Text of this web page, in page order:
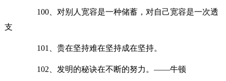
100、对别人宽容是一种储蓄，对自己宽容是一次透
支
101、贵在坚持难在坚持成在坚持。
102、发明的秘诀在不断的努力。——牛顿